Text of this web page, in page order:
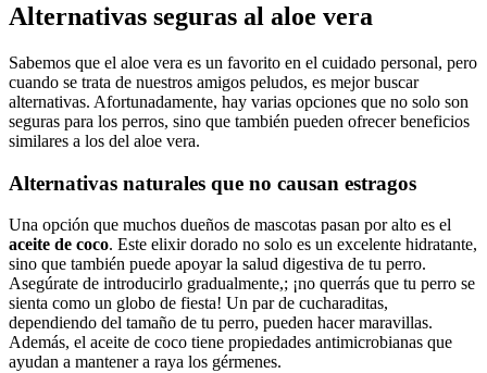
Alternativas seguras al aloe vera
Sabemos que el aloe vera es un favorito en el cuidado personal, pero
cuando se trata de nuestros amigos peludos, es mejor buscar
alternativas. Afortunadamente, hay varias opciones que no solo son
seguras para los perros, sino que también pueden ofrecer beneficios
similares a los del aloe vera.
Alternativas naturales que no causan estragos
Una opción que muchos dueños de mascotas pasan por alto es el
aceite de coco. Este elixir dorado no solo es un excelente hidratante,
sino que también puede apoyar la salud digestiva de tu perro.
Asegúrate de introducirlo gradualmente,; ¡no querrás que tu perro se
sienta como un globo de fiesta! Un par de cucharaditas,
dependiendo del tamaño de tu perro, pueden hacer maravillas.
Además, el aceite de coco tiene propiedades antimicrobianas que
ayudan a mantener a raya los gérmenes.